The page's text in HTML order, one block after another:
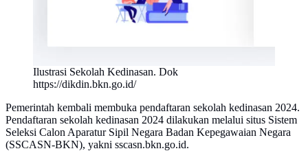
Ilustrasi Sekolah Kedinasan. Dok
https://dikdin.bkn.go.id/
Pemerintah kembali membuka pendaftaran sekolah kedinasan 2024.
Pendaftaran sekolah kedinasan 2024 dilakukan melalui situs Sistem
Seleksi Calon Aparatur Sipil Negara Badan Kepegawaian Negara
(SSCASN-BKN), yakni sscasn.bkn.go.id.